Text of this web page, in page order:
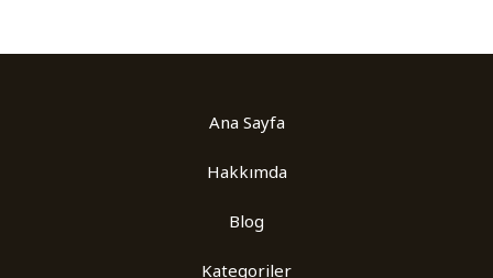
Ana Sayfa
Hakkımda
Blog
Kategoriler